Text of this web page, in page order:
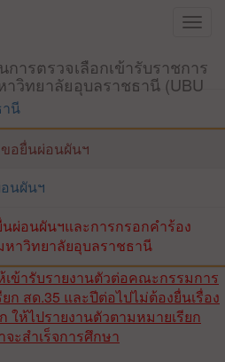
ารตรวจเลือกเข้ารับราชการ
วิทยาลัยอุบลราชธานี (UBU
นี
อยื่นผ่อนผันฯ
นผันฯ
ผ่อนผันฯและการกรอกคำร้อง
าวิทยาลัยอุบลราชธานี
เข้ารับรายงานตัวต่อคณะกรรมการ
ก สด.35 และปีต่อไปไม่ต้องยื่นเรื่อง
ห้ไปรายงานตัวตามหมายเรียก
ะสำเร็จการศึกษา